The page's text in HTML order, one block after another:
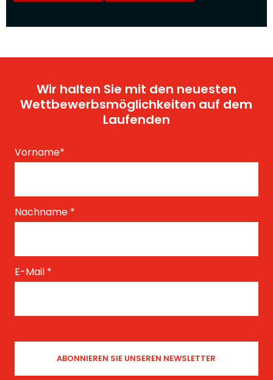
Wir halten Sie mit den neuesten
Wettbewerbsmöglichkeiten auf dem
Laufenden
Vorname*
Nachname *
E-Mail *